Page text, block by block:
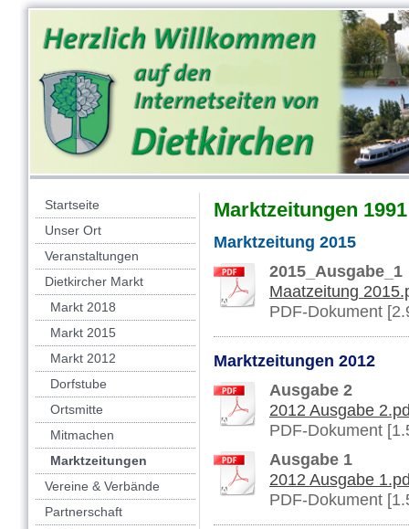
Startseite
Unser Ort
Veranstaltungen
Dietkircher Markt
Markt 2018
Markt 2015
Markt 2012
Dorfstube
Ortsmitte
Mitmachen
Marktzeitungen
Vereine & Verbände
Partnerschaft
Marktzeitungen
Marktzeitung 2015
2015_Ausgabe_1
Maatzeitung
PDF-Dokument
Marktzeitungen 2012
Ausgabe 2
2012 Ausgabe
PDF-Dokument
Ausgabe 1
2012 Ausgabe
PDF-Dokument